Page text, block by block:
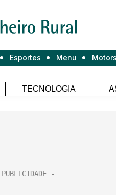
Esportes Menu
TECNOLOGIA